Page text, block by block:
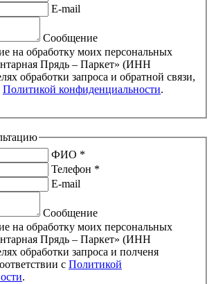
E-mail
Сообщение
на обработку моих персональных
Прядь – Паркет» (ИНН
Политикой конфиденциальности.
ФИО *
Телефон *
E-mail
Сообщение
на обработку моих персональных
Прядь – Паркет» (ИНН
с Политикой
.